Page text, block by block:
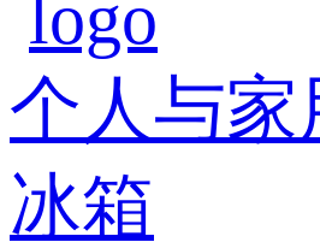
个人与家
冰箱